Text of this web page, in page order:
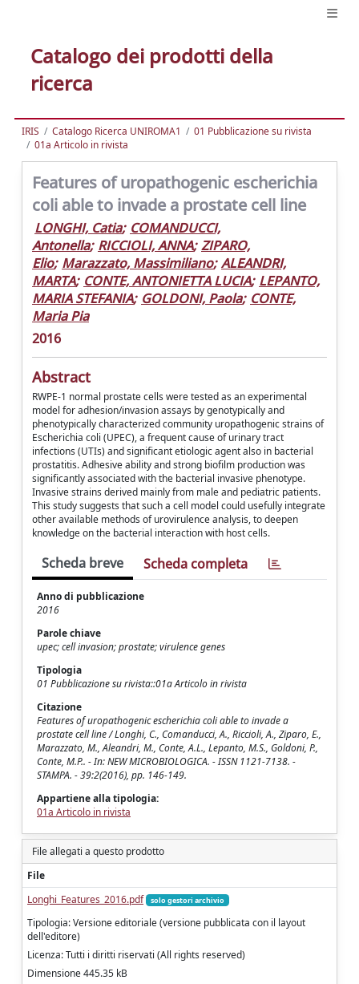
Catalogo dei prodotti della
ricerca
IRIS Catalogo Ricerca UNIROMA1
01 Pubblicazione su rivista
01a Articolo in rivista
Features of uropathogenic escherichia
coli able to invade a prostate cell line
LONGHI, Catia; COMANDUCCI,
Antonella; RICCIOLI, ANNA; ZIPARO,
Elio; Marazzato, Massimiliano; ALEANDRI,
MARTA; CONTE, ANTONIETTA LUCIA; LEPANTO,
MARIA STEFANIA; GOLDONI, Paola; CONTE,
Maria Pia
2016
Abstract
RWPE-1 normal prostate cells were tested as an experimental
model for adhesion/invasion assays by genotypically and
phenotypically characterized community uropathogenic strains of
Escherichia coli (UPEC), a frequent cause of urinary tract
infections (UTIs) and significant etiologic agent also in bacterial
prostatitis. Adhesive ability and strong biofilm production was
significantly associated with the bacterial invasive phenotype.
Invasive strains derived mainly from male and pediatric patients.
This study suggests that such a cell model could usefully integrate
other available methods of urovirulence analysis, to deepen
knowledge on the bacterial interaction with host cells.
Scheda breve Scheda completa
Anno di pubblicazione
2016
Parole chiave
upec; cell invasion; prostate; virulence genes
Tipologia
01 Pubblicazione su rivista::01a Articolo in rivista
Citazione
Features of uropathogenic escherichia coli able to invade a
prostate cell line / Longhi, C., Comanducci, A., Riccioli, A., Ziparo, E.,
Marazzato, M., Aleandri, M., Conte, A.L., Lepanto, M.S., Goldoni, P.,
Conte, M.P.. - In: NEW MICROBIOLOGICA. - ISSN 1121-7138. -
STAMPA. - 39:2(2016), pp. 146-149.
Appartiene alla tipologia:
01a Articolo in rivista
File allegati a questo prodotto
File
Longhi_Features_2016.pdf
solo gestori archivio
Tipologia: Versione editoriale (versione pubblicata con il layout
dell'editore)
Licenza: Tutti i diritti riservati (All rights reserved)
Dimensione 445.35 kB